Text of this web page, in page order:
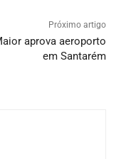
Próximo artigo
aprova aeroporto
em Santarém